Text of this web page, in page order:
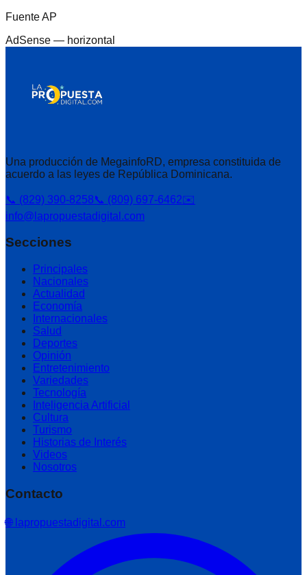
Fuente AP
AdSense — horizontal
Una producción de MegainfoRD, empresa constituida de
acuerdo a las leyes de República Dominicana.
📞 (829) 390-8258📞 (809) 697-6462✉️
info@lapropuestadigital.com
Secciones
Principales
Nacionales
Actualidad
Economía
Internacionales
Salud
Deportes
Opinión
Entretenimiento
Variedades
Tecnología
Inteligencia Artificial
Cultura
Turismo
Historias de Interés
Videos
Nosotros
Contacto
🌐 lapropuestadigital.com